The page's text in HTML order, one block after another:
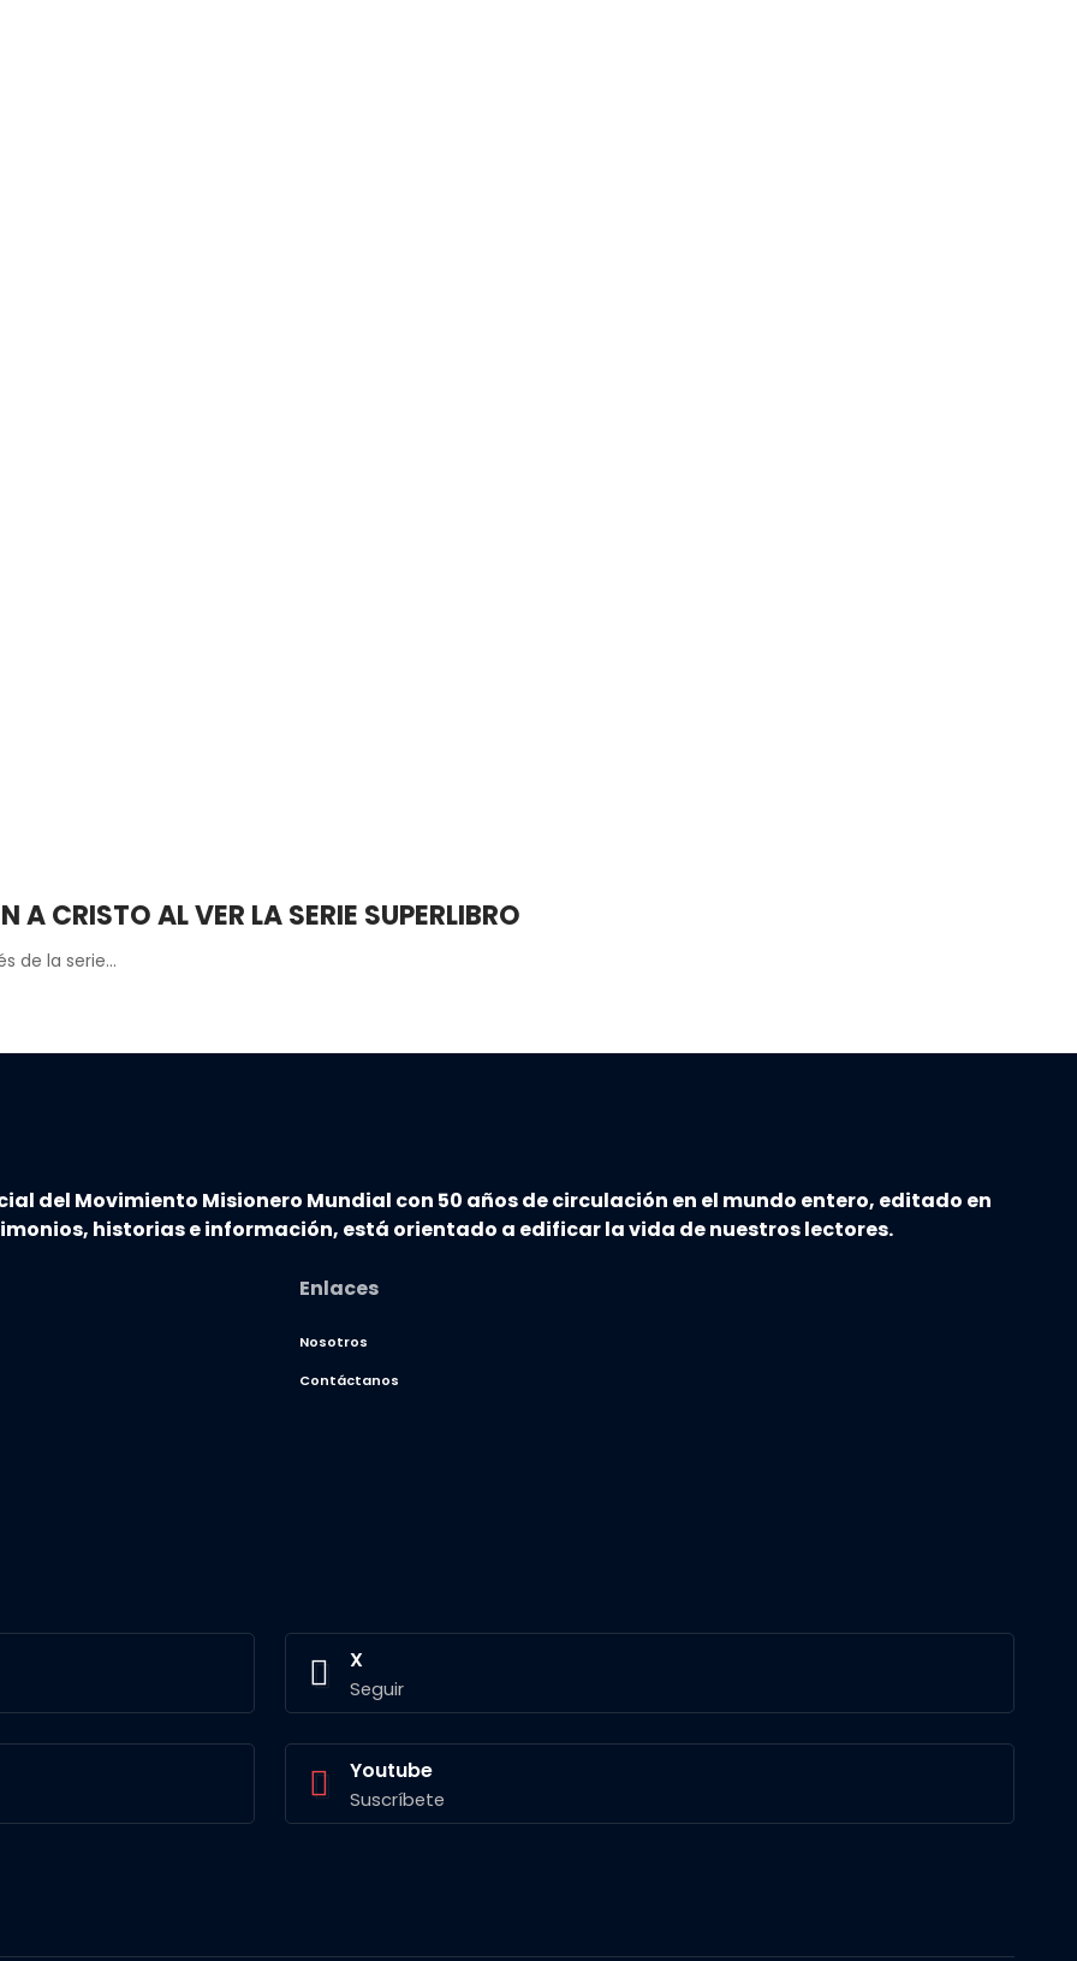
CRISTO AL VER LA SERIE SUPERLIBRO
de la serie…
del Movimiento Misionero Mundial con 50 años de circulación en el mundo entero, editado en
historias e información, está orientado a edificar la vida de nuestros lectores.
Enlaces
Nosotros
Contáctanos
X
Seguir
Youtube
Suscríbete